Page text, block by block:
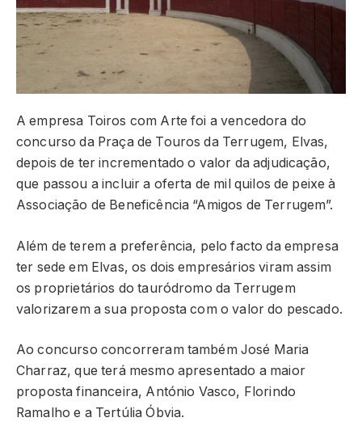
A empresa Toiros com Arte foi a vencedora do
concurso da Praça de Touros da Terrugem, Elvas,
depois de ter incrementado o valor da adjudicação,
que passou a incluir a oferta de mil quilos de peixe à
Associação de Beneficência “Amigos de Terrugem”.
Além de terem a preferência, pelo facto da empresa
ter sede em Elvas, os dois empresários viram assim
os proprietários do tauródromo da Terrugem
valorizarem a sua proposta com o valor do pescado.
Ao concurso concorreram também José Maria
Charraz, que terá mesmo apresentado a maior
proposta financeira, António Vasco, Florindo
Ramalho e a Tertúlia Óbvia.